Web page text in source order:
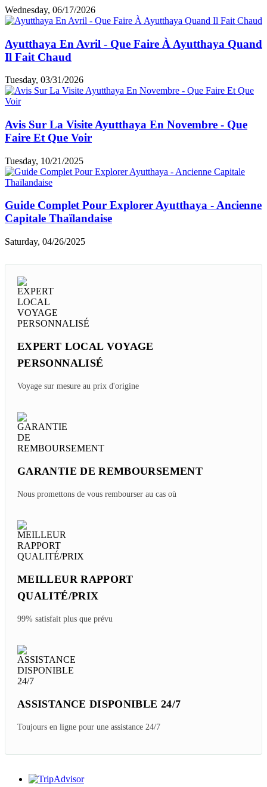
Articles similaires
Wat Phra Ngam - Temple Ancien Aux Racines
D'arbres à Ayutthaya
Comment Se Rendre à Ayutthaya Depuis Bangkok
?
Wednesday, 06/17/2026
Ayutthaya En Avril - Que Faire À Ayutthaya Quand
Il Fait Chaud
Avis Sur La Visite Ayutthaya En Novembre - Que
Faire Et Que Voir
Capitale Thaïlandaise
Saturday, 04/26/2025
EXPERT LOCAL VOYAGE
PERSONNALISÉ
Voyage sur mesure au prix d'origine
GARANTIE DE REMBOURSEMENT
Nous promettons de vous rembourser au cas où
MEILLEUR RAPPORT